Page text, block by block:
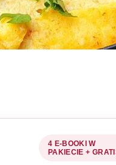
4 E-BOOKI W
PAKIECIE +